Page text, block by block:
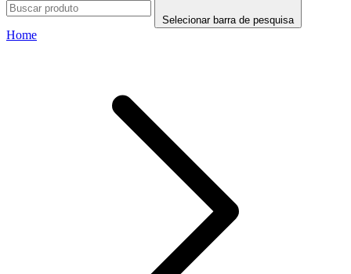
Selecionar barra de pesquisa
Home